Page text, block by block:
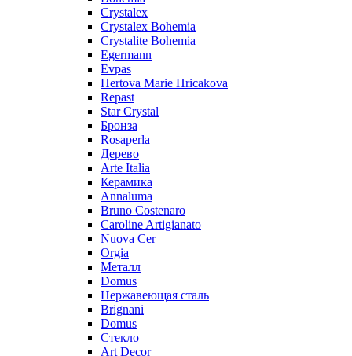
Crystalex
Crystalex Bohemia
Crystalite Bohemia
Egermann
Evpas
Hertova Marie Hricakova
Repast
Star Crystal
Бронза
Rosaperla
Дерево
Arte Italia
Керамика
Annaluma
Bruno Costenaro
Caroline Artigianato
Nuova Cer
Orgia
Металл
Domus
Нержавеющая сталь
Brignani
Domus
Стекло
Art Decor